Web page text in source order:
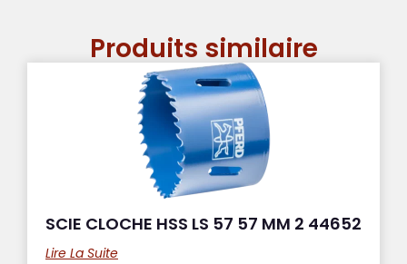
Produits similaire
SCIE CLOCHE HSS LS 57 57 MM 2 44652
Lire La Suite